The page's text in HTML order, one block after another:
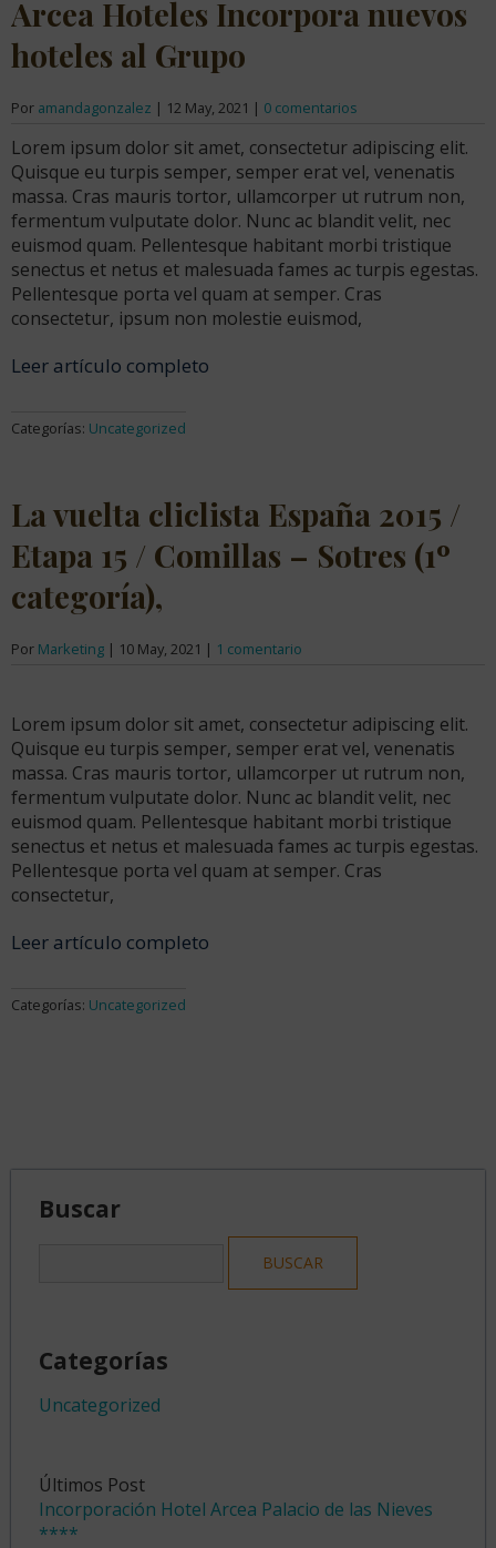
Arcea Hoteles Incorpora nuevos
hoteles al Grupo
Por amandagonzalez | 12 May, 2021 | 0 comentarios
Lorem ipsum dolor sit amet, consectetur adipiscing elit.
Quisque eu turpis semper, semper erat vel, venenatis
massa. Cras mauris tortor, ullamcorper ut rutrum non,
fermentum vulputate dolor. Nunc ac blandit velit, nec
euismod quam. Pellentesque habitant morbi tristique
senectus et netus et malesuada fames ac turpis egestas.
Pellentesque porta vel quam at semper. Cras
consectetur, ipsum non molestie euismod,
Leer artículo completo
Categorías: Uncategorized
La vuelta cliclista España 2015 /
Etapa 15 / Comillas – Sotres (1º
categoría),
Por Marketing | 10 May, 2021 | 1 comentario
Lorem ipsum dolor sit amet, consectetur adipiscing elit.
Quisque eu turpis semper, semper erat vel, venenatis
massa. Cras mauris tortor, ullamcorper ut rutrum non,
fermentum vulputate dolor. Nunc ac blandit velit, nec
euismod quam. Pellentesque habitant morbi tristique
senectus et netus et malesuada fames ac turpis egestas.
Pellentesque porta vel quam at semper. Cras
consectetur,
Leer artículo completo
Categorías: Uncategorized
Buscar
Categorías
Uncategorized
Últimos Post
Incorporación Hotel Arcea Palacio de las Nieves
****